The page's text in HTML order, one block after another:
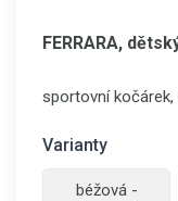
FERRARA,
sportovní
Varianty
béžová -